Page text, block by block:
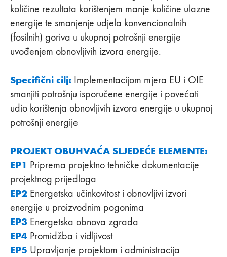
količine rezultata korištenjem manje količine ulazne
energije te smanjenje udjela konvencionalnih
(fosilnih) goriva u ukupnoj potrošnji energije
uvođenjem obnovljivih izvora energije.
Specifični cilj: Implementacijom mjera EU i OIE
smanjiti potrošnju isporučene energije i povećati
udio korištenja obnovljivih izvora energije u ukupnoj
potrošnji energije
PROJEKT OBUHVAĆA SLJEDEĆE ELEMENTE:
EP1 Priprema projektno tehničke dokumentacije
projektnog prijedloga
EP2 Energetska učinkovitost i obnovljivi izvori
energije u proizvodnim pogonima
EP3 Energetska obnova zgrada
EP4 Promidžba i vidljivost
EP5 Upravljanje projektom i administracija